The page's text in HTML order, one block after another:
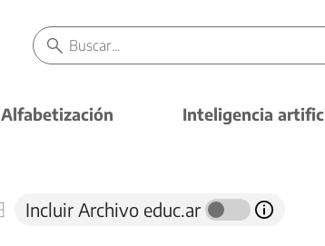
Alfabetización Inteligencia
Incluir Archivo educ.ar